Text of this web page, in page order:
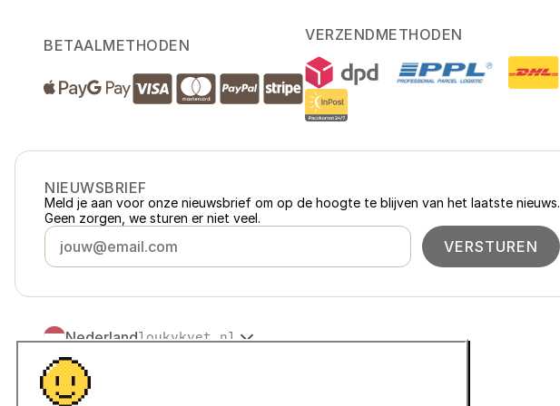
BETAALMETHODEN
VERZENDMETHODEN
NIEUWSBRIEF
Meld je aan voor onze nieuwsbrief om op de hoogte te blijven van het laatste nieuws.
Geen zorgen, we sturen er niet veel.
VERSTUREN
Nederlandloukykvet.nl
Česko
Slovensko
Polskaloukykvet.pl
© 2016 →